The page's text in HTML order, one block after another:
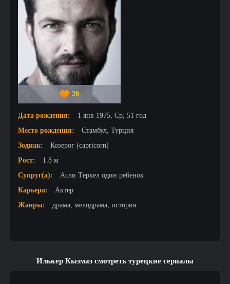
20
Дата рождения:
1 янв 1975, Ср, 51 год
Место рождения:
Стамбул, Турция
Зодиак:
Козерог (capricorn)
Рост:
1.8 м
Супруг(а):
Асли Тёркел один ребенок
Карьера:
Актер
Жанры:
драма, мелодрама, история
Илькер Кызмаз смотреть турецкие сериалы